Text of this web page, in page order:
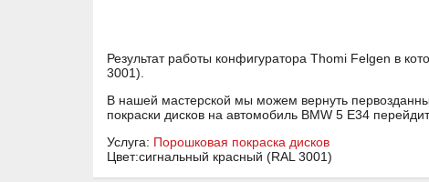
Результат работы конфигуратора Thomi Felgen в
3001).
В нашей мастерской мы можем вернуть
покраски дисков на автомобиль BMW 5 E34
Услуга: Порошковая покраска дисков
Цвет:сигнальный красный (RAL 3001)